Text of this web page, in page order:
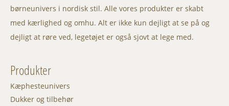
børneunivers i nordisk stil. Alle vores produkter er skabt
med kærlighed og omhu. Alt er ikke kun dejligt at se på og
dejligt at røre ved, legetøjet er også sjovt at lege med.
Produkter
Kæphesteunivers
Dukker og tilbehør